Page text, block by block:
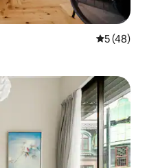
5 av 5 i
5 (48)